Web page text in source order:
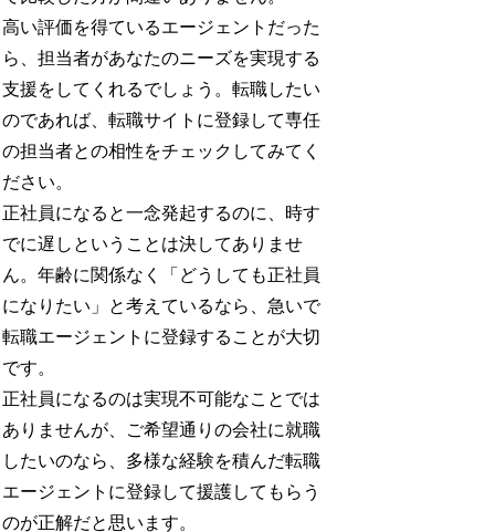
高い評価を得ているエージェントだった
ら、担当者があなたのニーズを実現する
支援をしてくれるでしょう。転職したい
のであれば、転職サイトに登録して専任
の担当者との相性をチェックしてみてく
ださい。
正社員になると一念発起するのに、時す
でに遅しということは決してありませ
ん。年齢に関係なく「どうしても正社員
になりたい」と考えているなら、急いで
転職エージェントに登録することが大切
です。
正社員になるのは実現不可能なことでは
ありませんが、ご希望通りの会社に就職
したいのなら、多様な経験を積んだ転職
エージェントに登録して援護してもらう
のが正解だと思います。